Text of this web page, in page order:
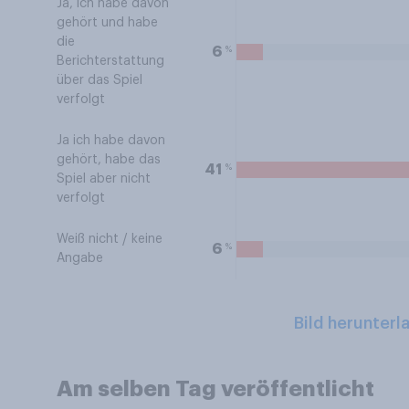
Ja, ich habe davon
gehört und habe
die
Berichterstattung
über das Spiel
verfolgt
6 %
Ja ich habe davon
gehört, habe das
Spiel aber nicht
verfolgt
41 %
Weiß nicht / keine
Angabe
6 %
Bild
Am selben Tag veröffentlicht